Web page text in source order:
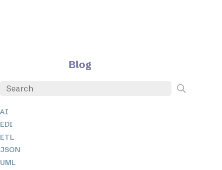
Blog
AI
EDI
ETL
JSON
UML